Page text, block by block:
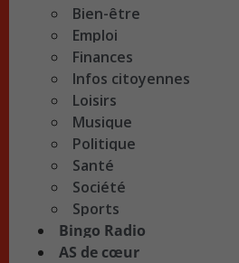
Bien-être
Emploi
Finances
Infos citoyennes
Loisirs
Musique
Politique
Santé
Société
Sports
Bingo Radio
AS de cœur